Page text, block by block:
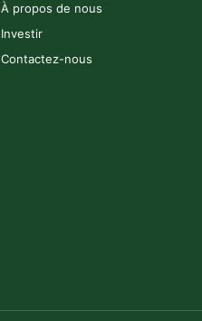
À propos de nous
Investir
Contactez-nous